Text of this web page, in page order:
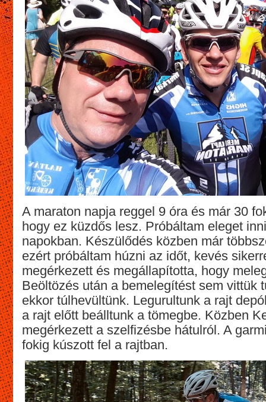
A maraton napja reggel 9 óra és már 30
hogy ez küzdős lesz. Próbáltam eleget
napokban. Készülődés közben már
ezért próbáltam húzni az időt, kevés
megérkezett és megállapította, hogy
Beöltözés után a bemelegítést sem vittük
ekkor túlhevültünk. Legurultunk a rajt
a rajt előtt beálltunk a tömegbe. Közben
megérkezett a szelfizésbe hátulról. A
fokig kúszott fel a rajtban.